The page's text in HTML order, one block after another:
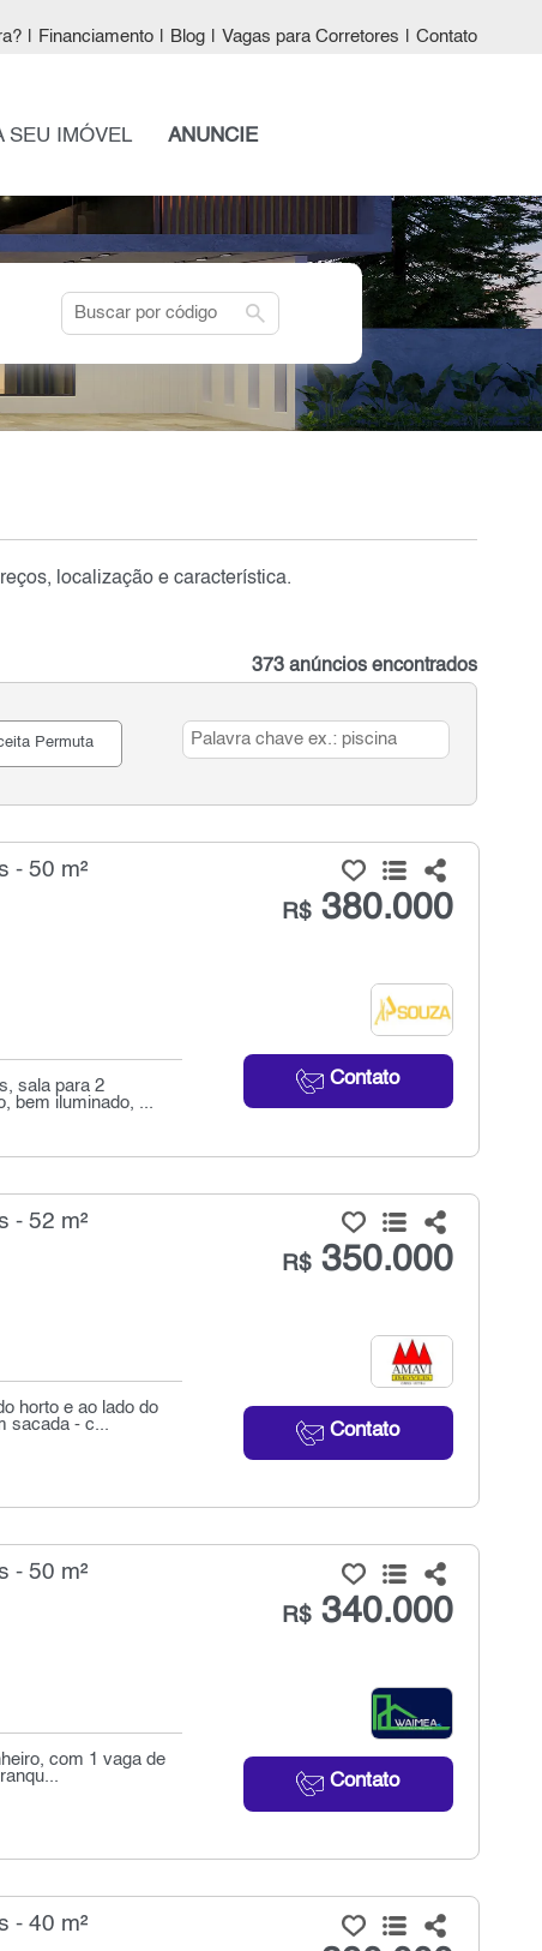
Financiamento Blog Vagas para Corretores Contato
SEU IMÓVEL ANUNCIE
search
localização e característica.
373 anúncios encontrados
Permuta
- 50 m²
R$380.000
Contato
sala para 2
bem iluminado, ...
- 52 m²
R$350.000
Contato
horto e ao lado do
sacada - c...
- 50 m²
R$340.000
Contato
com 1 vaga de
- 40 m²